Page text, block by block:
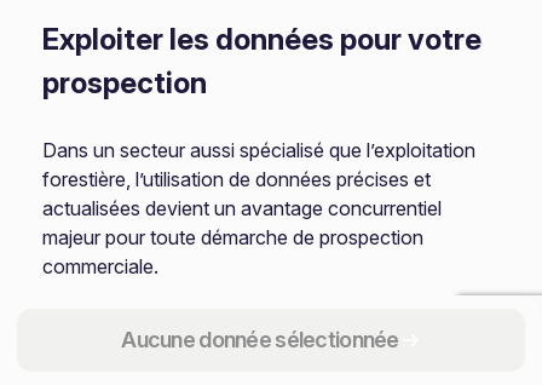
Aucune donnée sélectionnée
Exploiter les données pour votre
prospection
Dans un secteur aussi spécialisé que l’exploitation
forestière, l’utilisation de données précises et
actualisées devient un avantage concurrentiel
majeur pour toute démarche de prospection
commerciale.
d’identifier avec précision les entreprises relevant